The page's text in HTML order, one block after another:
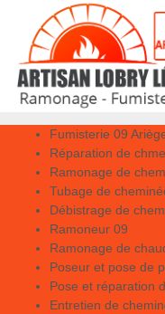
Fumisterie 09
Réparation de
Ramonage de
Tubage de
Débistrage de
Ramoneur 09
Ramonage de
Poseur et pose de
Pose et réparation
Entretien de